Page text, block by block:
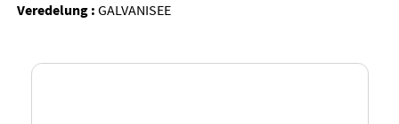
Veredelung : GALVANISEE